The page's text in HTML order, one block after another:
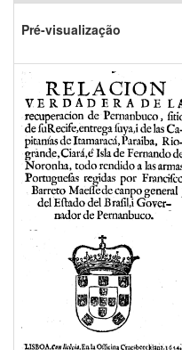
Pré-visualização